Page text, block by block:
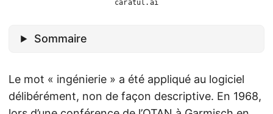
caratul.ai
Sommaire
Le mot « ingénierie » a été appliqué au logiciel
délibérément, non de façon descriptive. En 1968,